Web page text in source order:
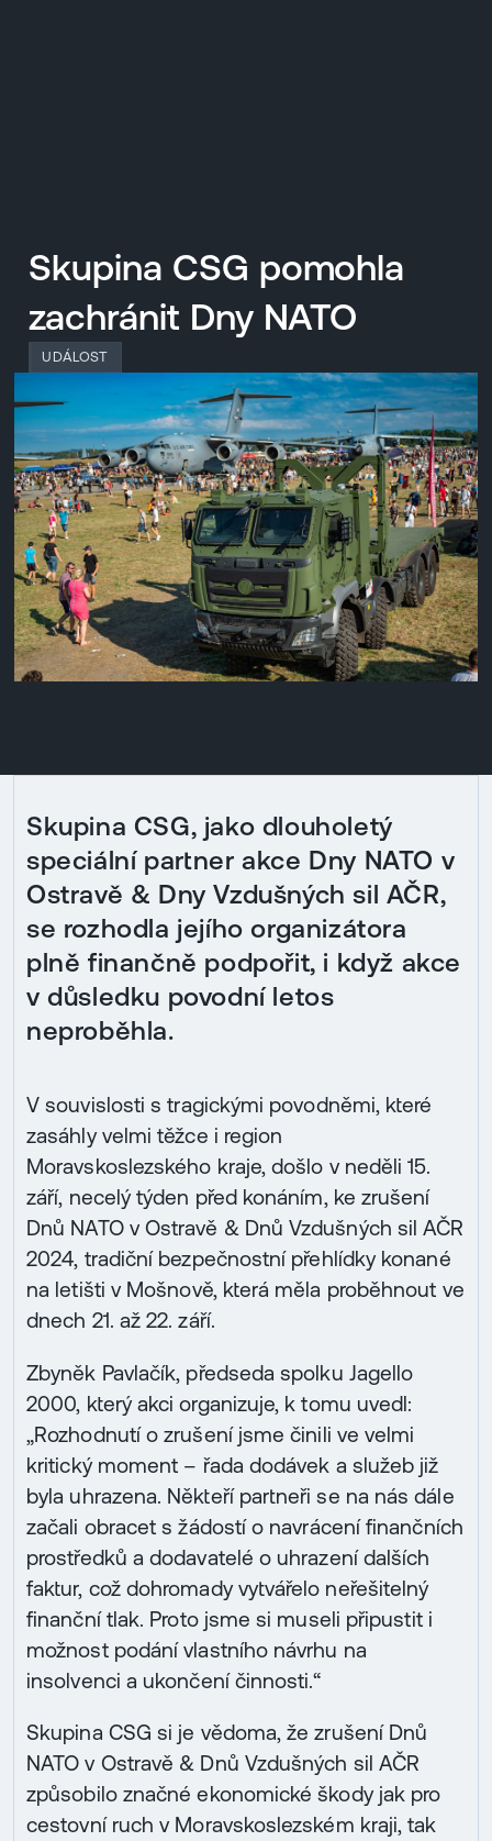
Skupina CSG pomohla
zachránit Dny NATO
UDÁLOST
Skupina CSG, jako dlouholetý
speciální partner akce Dny NATO v
Ostravě & Dny Vzdušných sil AČR,
se rozhodla jejího organizátora
plně finančně podpořit, i když akce
v důsledku povodní letos
neproběhla.
V souvislosti s tragickými povodněmi, které
zasáhly velmi těžce i region
Moravskoslezského kraje, došlo v neděli 15.
září, necelý týden před konáním, ke zrušení
Dnů NATO v Ostravě & Dnů Vzdušných sil AČR
2024, tradiční bezpečnostní přehlídky konané
na letišti v Mošnově, která měla proběhnout ve
dnech 21. až 22. září.
Zbyněk Pavlačík, předseda spolku Jagello
2000, který akci organizuje, k tomu uvedl:
„Rozhodnutí o zrušení jsme činili ve velmi
kritický moment – řada dodávek a služeb již
byla uhrazena. Někteří partneři se na nás dále
začali obracet s žádostí o navrácení finančních
prostředků a dodavatelé o uhrazení dalších
faktur, což dohromady vytvářelo neřešitelný
finanční tlak. Proto jsme si museli připustit i
možnost podání vlastního návrhu na
insolvenci a ukončení činnosti.“
Skupina CSG si je vědoma, že zrušení Dnů
NATO v Ostravě & Dnů Vzdušných sil AČR
způsobilo značné ekonomické škody jak pro
cestovní ruch v Moravskoslezském kraji, tak